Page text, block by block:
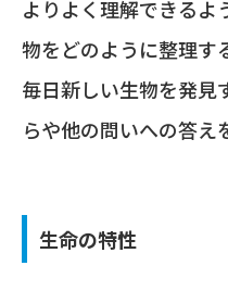
よりよく理解できるよ
物をどのように整理す
毎日新しい生物を発見
らや他の問いへの答え
生命の特性